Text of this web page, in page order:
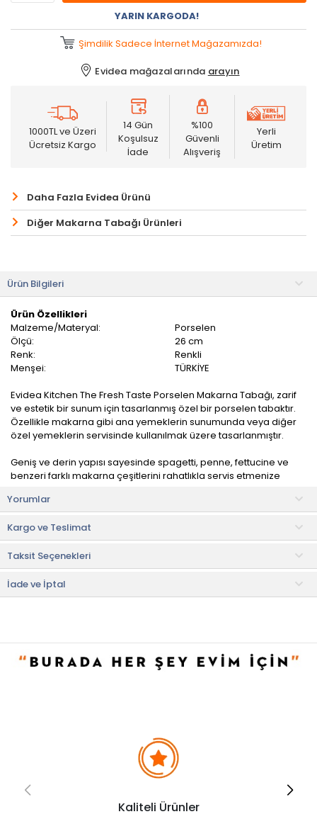
YARIN KARGODA!
Şimdilik Sadece İnternet Mağazamızda!
Evidea mağazalarında arayın
1000TL ve Üzeri
Ücretsiz Kargo
14 Gün
Koşulsuz
İade
%100
Güvenli
Alışveriş
Yerli
Üretim
Daha Fazla Evidea Ürünü
Diğer Makarna Tabağı Ürünleri
Ürün Bilgileri
Ürün Özellikleri
Malzeme/Materyal:
Porselen
Ölçü:
26 cm
Renk:
Renkli
Menşei:
TÜRKİYE
Evidea Kitchen The Fresh Taste Porselen Makarna Tabağı, zarif
ve estetik bir sunum için tasarlanmış özel bir porselen tabaktır.
Özellikle makarna gibi ana yemeklerin sunumunda veya diğer
özel yemeklerin servisinde kullanılmak üzere tasarlanmıştır.
Geniş ve derin yapısı sayesinde spagetti, penne, fettucine ve
benzeri farklı makarna çeşitlerini rahatlıkla servis etmenize
katar.
Günlük kullanımın yanı sıra özel davet sofralarında da zarif bir
sunum imkânı sunar.
Kullanım ve Bakım Bilgileri
• Elde yıkanarak temizlenebilir.
• Makinede yıkanması tavsiye edilmemektedir.
• " Ürün görsellerinde ışık, ortam ve dijital düzenlemelere bağlı
Yorumlar
Kargo ve Teslimat
Taksit Seçenekleri
İade ve İptal
Kaliteli Ürünler